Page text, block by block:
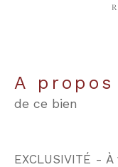
a propos
de ce bien
EXCLUSIVITÉ -